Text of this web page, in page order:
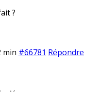
?
min #66781 Répondre